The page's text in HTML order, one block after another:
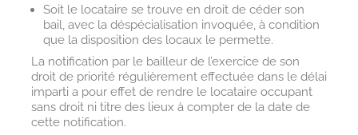
Soit le locataire se trouve en droit de céder son
bail, avec la déspécialisation invoquée, à condition
que la disposition des locaux le permette.
La notification par le bailleur de l’exercice de son
droit de priorité régulièrement effectuée dans le délai
imparti a pour effet de rendre le locataire occupant
sans droit ni titre des lieux à compter de la date de
cette notification.